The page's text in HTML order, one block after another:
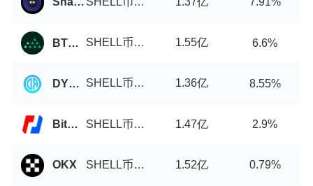
BTCMarkets SHELL币/USDT 1.55亿 6.6%
DYORSwap SHELL币/USDT 1.36亿 8.55%
BitMEX SHELL币/USDT 1.47亿 2.9%
OKX SHELL币/USDT 1.52亿 0.79%